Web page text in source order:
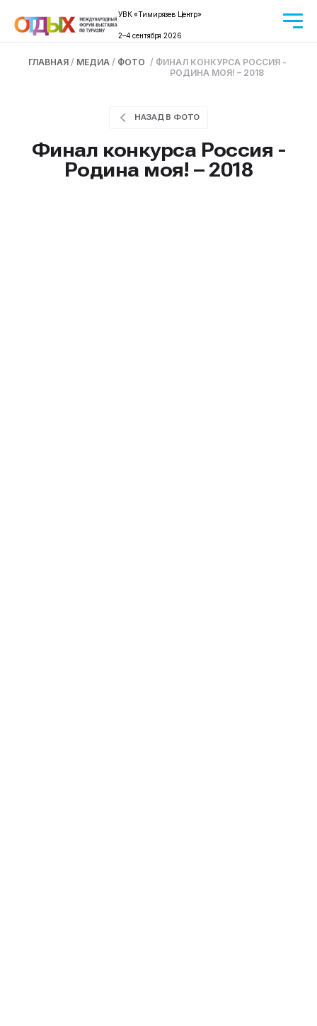
УВК «Тимирязев Центр»
2–4 сентября 2026
ГЛАВНАЯ / МЕДИА / ФОТО / ФИНАЛ КОНКУРСА РОССИЯ -
РОДИНА МОЯ! – 2018
НАЗАД В ФОТО
Финал конкурса Россия -
Родина моя! – 2018